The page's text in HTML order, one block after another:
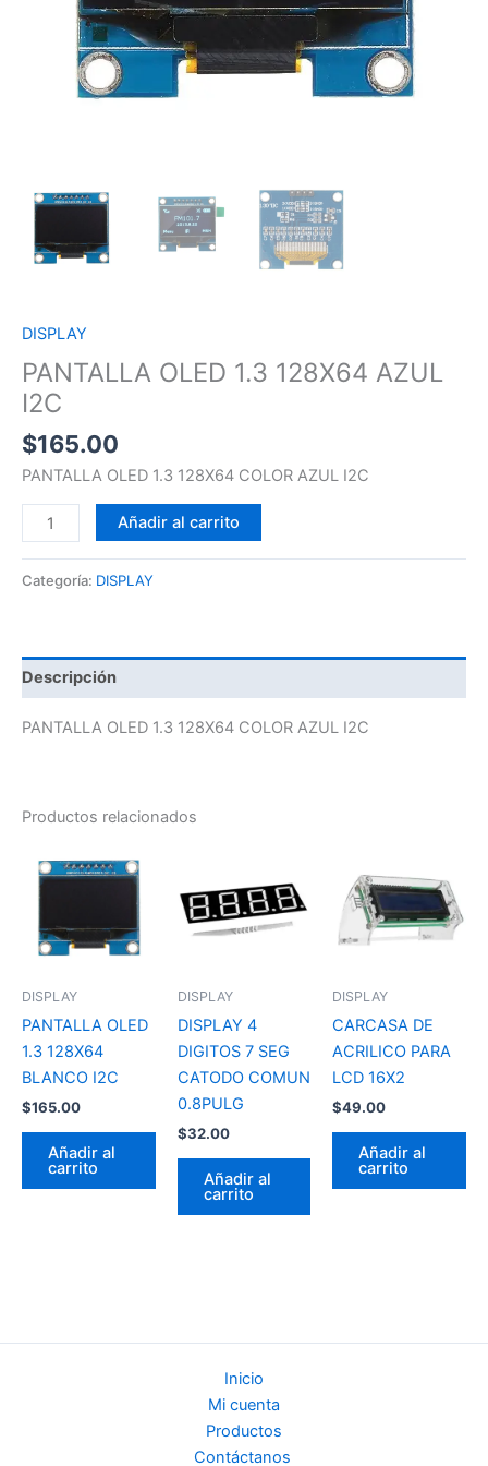
DISPLAY
PANTALLA OLED 1.3 128X64 AZUL
I2C
$165.00
PANTALLA OLED 1.3 128X64 COLOR AZUL I2C
Añadir al carrito
Categoría: DISPLAY
Descripción
PANTALLA OLED 1.3 128X64 COLOR AZUL I2C
Productos relacionados
DISPLAY
PANTALLA OLED
1.3 128X64
BLANCO I2C
$165.00
Añadir al
carrito
DISPLAY
DISPLAY 4
DIGITOS 7 SEG
CATODO COMUN
0.8PULG
$32.00
Añadir al
carrito
DISPLAY
CARCASA DE
ACRILICO PARA
LCD 16X2
$49.00
Añadir al
carrito
Inicio
Mi cuenta
Productos
Contáctanos